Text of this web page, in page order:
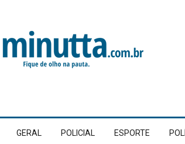
GERAL POLICIAL ESPORTE